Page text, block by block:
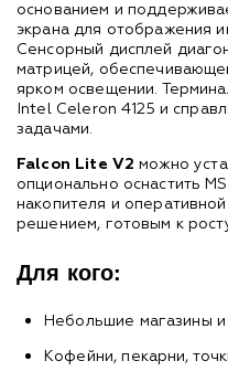
основанием и
экрана для отображения
Сенсорный дисплей
матрицей,
ярком освещении.
Intel Celeron 4125 и
задачами.
Falcon Lite V2 можно
опционально оснастить
накопителя и
решением, готовым к
Для кого:
Небольшие магазины
Кофейни, пекарни,